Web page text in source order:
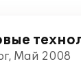
Май 2008